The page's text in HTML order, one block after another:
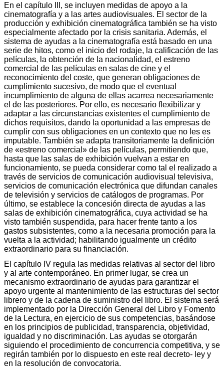
En el capítulo III, se incluyen medidas de apoyo a la
cinematografía y a las artes audiovisuales. El sector de la
producción y exhibición cinematográfica también se ha visto
especialmente afectado por la crisis sanitaria. Además, el
sistema de ayudas a la cinematografía está basado en una
serie de hitos, como el inicio del rodaje, la calificación de las
películas, la obtención de la nacionalidad, el estreno
comercial de las películas en salas de cine y el
reconocimiento del coste, que generan obligaciones de
cumplimiento sucesivo, de modo que el eventual
incumplimiento de alguna de ellas acarrea necesariamente
el de las posteriores. Por ello, es necesario flexibilizar y
adaptar a las circunstancias existentes el cumplimiento de
dichos requisitos, dando la oportunidad a las empresas de
cumplir con sus obligaciones en un contexto que no les es
imputable. También se adapta transitoriamente la definición
de «estreno comercial» de las películas, permitiendo que,
hasta que las salas de exhibición vuelvan a estar en
funcionamiento, se pueda considerar como tal el realizado a
través de servicios de comunicación audiovisual televisiva,
servicios de comunicación electrónica que difundan canales
de televisión y servicios de catálogos de programas. Por
último, se establece la concesión directa de ayudas a las
salas de exhibición cinematográfica, cuya actividad se ha
visto también suspendida, para hacer frente tanto a los
gastos subsistentes, como a la necesaria promoción para la
vuelta a la actividad; habilitando igualmente un crédito
extraordinario para su financiación.
El capítulo IV regula las medidas relativas al sector del libro
y al arte contemporáneo. En primer lugar, se crea un
mecanismo extraordinario de ayudas para garantizar el
apoyo urgente al mantenimiento de las estructuras del sector
librero y de la cadena de suministro del libro. El sistema será
implementado por la Dirección General del Libro y Fomento
de la Lectura, en ejercicio de sus competencias, basándose
en los principios de publicidad, transparencia, objetividad,
igualdad y no discriminación. Las ayudas se otorgarán
siguiendo el procedimiento de concurrencia competitiva, y se
regirán también por lo dispuesto en este real decreto- ley y
en la resolución de convocatoria.